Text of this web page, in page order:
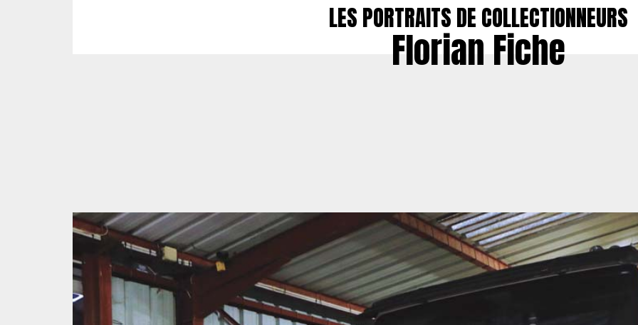
LES PORTRAITS DE COLLECTIONNEURS
Florian Fiche